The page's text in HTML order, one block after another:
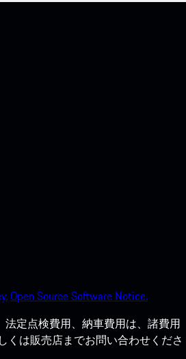
Open Source Software Notice.
定点検費用、納車費用は、諸費用
は販売店までお問い合わせくださ